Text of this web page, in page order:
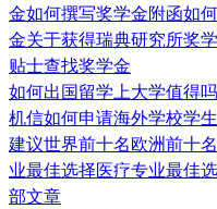
金如何撰写奖学金附函如
金关于获得瑞典研究所奖
贴士查找奖学金
如何出国留学上大学值得
机信如何申请海外学校学
建议世界前十名欧洲前十名
业最佳选择医疗专业最佳
部文章